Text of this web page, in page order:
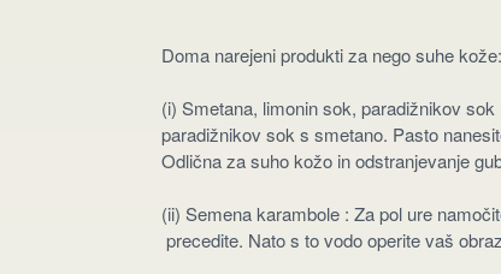
Doma narejeni produkti za nego suhe kože:
(i) Smetana, limonin sok, paradižnikov
paradižnikov sok s smetano. Pasto
Odlična za suho kožo in odstranjevanje
(ii) Semena karambole : Za pol ure
precedite. Nato s to vodo operite vaš